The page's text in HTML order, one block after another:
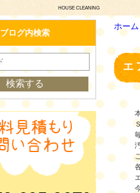
HOUSE CLEANING
ホーム
エ
ブログ内検索